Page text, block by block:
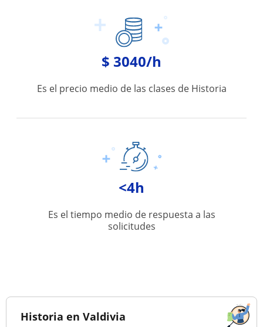
$ 3040/h
Es el precio medio de las clases de Historia
<4h
Es el tiempo medio de respuesta a las
solicitudes
Historia en Valdivia